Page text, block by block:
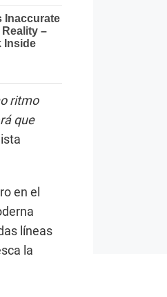
ritmo
que
en el
líneas
la